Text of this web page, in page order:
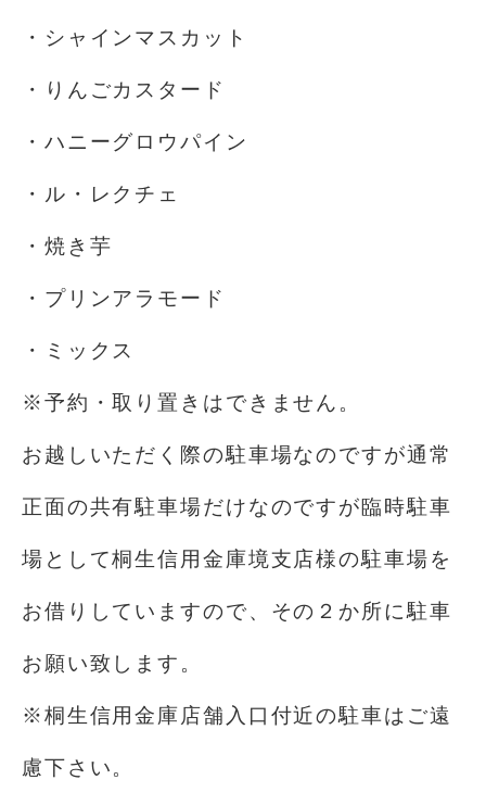
・シャインマスカット
・りんごカスタード
・ハニーグロウパイン
・ル・レクチェ
・焼き芋
・プリンアラモード
・ミックス
※予約・取り置きはできません。
お越しいただく際の駐車場なのですが通常
正面の共有駐車場だけなのですが臨時駐車
場として桐生信用金庫境支店様の駐車場を
お借りしていますので、その２か所に駐車
お願い致します。
※桐生信用金庫店舗入口付近の駐車はご遠
慮下さい。